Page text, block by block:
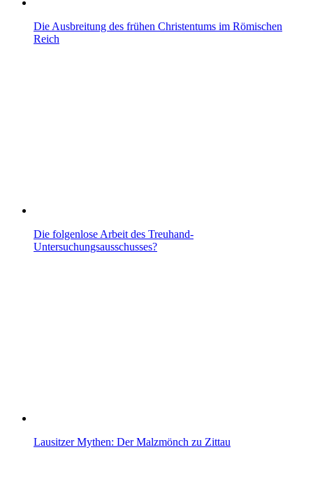
Die Ausbreitung des frühen Christentums im Römischen
Reich
Die folgenlose Arbeit des Treuhand-
Untersuchungsausschusses?
Lausitzer Mythen: Der Malzmönch zu Zittau